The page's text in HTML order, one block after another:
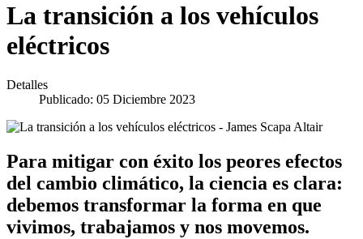
La transición a los vehículos
eléctricos
Detalles
Publicado: 05 Diciembre 2023
Para mitigar con éxito los peores efectos
del cambio climático, la ciencia es clara:
debemos transformar la forma en que
vivimos, trabajamos y nos movemos.